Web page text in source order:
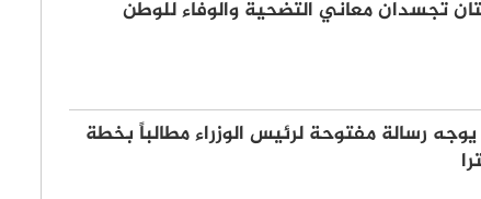
تجسدان معاني التضحية والوفاء للوطن
يوجه رسالة مفتوحة لرئيس الوزراء مطالباً بخطة